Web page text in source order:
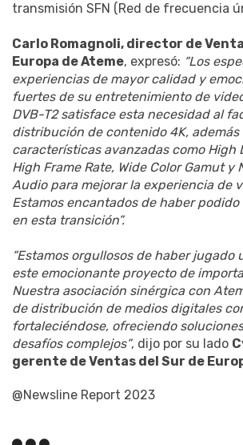
transmisión SFN (Red de frecuencia
Carlo Romagnoli, director de
Europa de Ateme, expresó: “Los
experiencias de mayor calidad y
fuertes de su entretenimiento de
DVB-T2 satisface esta necesidad al
distribución de contenido 4K,
características avanzadas como High
High Frame Rate, Wide Color Gamut y
Audio para mejorar la experiencia de
Estamos encantados de haber podido
en esta transición”.
“Estamos orgullosos de haber jugado
este emocionante proyecto de
Nuestra asociación sinérgica con
de distribución de medios digitales
fortaleciéndose, ofreciendo
desafíos complejos”, dijo por su lado
gerente de Ventas del Sur de
@Newsline Report 2023